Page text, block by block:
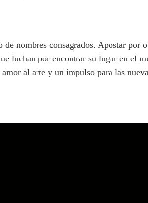
nombres consagrados. Apostar por
luchan por encontrar su lugar en el
al arte y un impulso para las